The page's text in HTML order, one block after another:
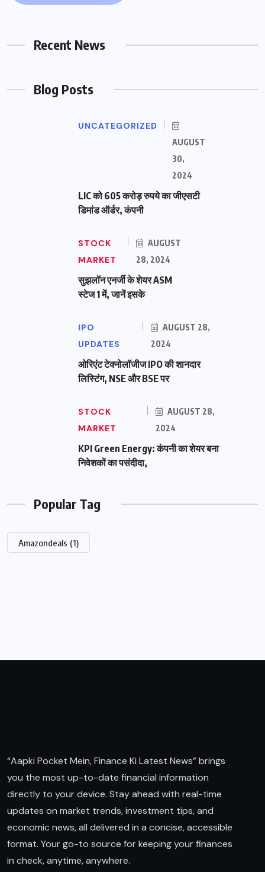
Recent News
Blog Posts
UNCATEGORIZED
AUGUST
30,
2024
LIC को 605 करोड़ रुपये का जीएसटी
डिमांड ऑर्डर, कंपनी
STOCK
MARKET
AUGUST
28, 2024
सुझलॉन एनर्जी के शेयर ASM
स्टेज 1 में, जानें इसके
IPO
UPDATES
AUGUST 28,
2024
ओरिएंट टेक्नोलॉजीज IPO की शानदार
लिस्टिंग, NSE और BSE पर
STOCK
MARKET
AUGUST 28,
2024
KPI Green Energy: कंपनी का शेयर बना
निवेशकों का पसंदीदा,
Popular Tag
Amazondeals (1)
“Aapki Pocket Mein, Finance Ki Latest News” brings
you the most up-to-date financial information
directly to your device. Stay ahead with real-time
updates on market trends, investment tips, and
economic news, all delivered in a concise, accessible
format. Your go-to source for keeping your finances
in check, anytime, anywhere.